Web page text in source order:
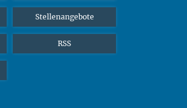
Stellenangebote
RSS